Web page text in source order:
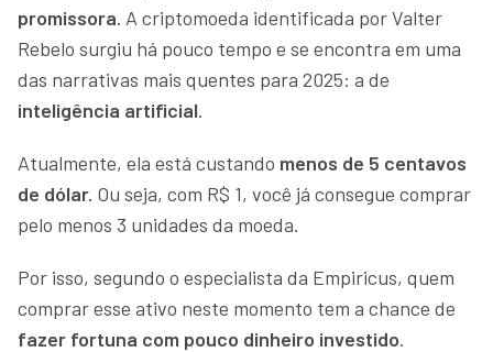
promissora. A criptomoeda identificada por Valter
Rebelo surgiu há pouco tempo e se encontra em uma
das narrativas mais quentes para 2025: a de
inteligência artificial.
Atualmente, ela está custando menos de 5 centavos
de dólar. Ou seja, com R$ 1, você já consegue comprar
pelo menos 3 unidades da moeda.
Por isso, segundo o especialista da Empiricus, quem
comprar esse ativo neste momento tem a chance de
fazer fortuna com pouco dinheiro investido.